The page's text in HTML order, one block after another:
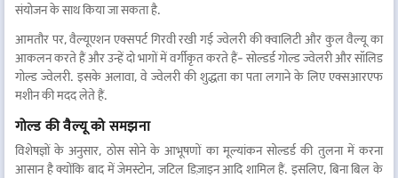
संयोजन के साथ किया जा सकता है.
आमतौर पर, वैल्यूएशन एक्सपर्ट गिरवी रखी गई ज्वेलरी की क्वालिटी और कुल वैल्यू का
आकलन करते हैं और उन्हें दो भागों में वर्गीकृत करते हैं- सोल्डर्ड गोल्ड ज्वेलरी और सॉलिड
गोल्ड ज्वेलरी. इसके अलावा, वे ज्वेलरी की शुद्धता का पता लगाने के लिए एक्सआरएफ
मशीन की मदद लेते हैं.
गोल्ड की वैल्यू को समझना
विशेषज्ञों के अनुसार, ठोस सोने के आभूषणों का मूल्यांकन सोल्डर्ड की तुलना में करना
आसान है क्योंकि बाद में जेमस्टोन, जटिल डिज़ाइन आदि शामिल हैं. इसलिए, बिना बिल के